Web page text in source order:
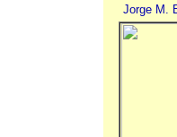
Jorge M.